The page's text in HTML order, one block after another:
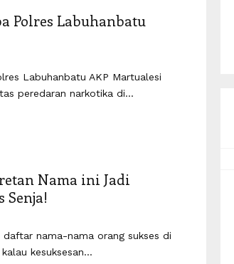
Polres Labuhanbatu
Labuhanbatu AKP Martualesi
peredaran narkotika di...
Nama ini Jadi
daftar nama-nama orang sukses di
kesuksesan...